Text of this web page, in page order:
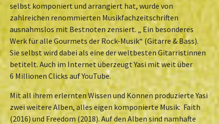
selbst komponiert und arrangiert hat, wurde von
zahlreichen renommierten Musikfachzeitschriften
ausnahmslos mit Bestnoten zensiert. „ Ein besonderes
Werk für alle Gourmets der Rock-Musik“ (Gitarre & Bass).
Sie selbst wird dabei als eine der weltbesten Gitarristinnen
betitelt. Auch im Internet überzeugt Yasi mit weit über
6 Millionen Clicks auf YouTube.
Mit all ihrem erlernten Wissen und Können produzierte Yasi
zwei weitere Alben, alles eigen komponierte Musik: Faith
(2016) und Freedom (2018). Auf den Alben sind namhafte